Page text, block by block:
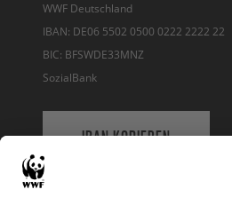
WWF Deutschland
IBAN: DE06 5502 0500 0222 2222 22
BIC: BFSWDE33MNZ
SozialBank
IBAN KOPIEREN